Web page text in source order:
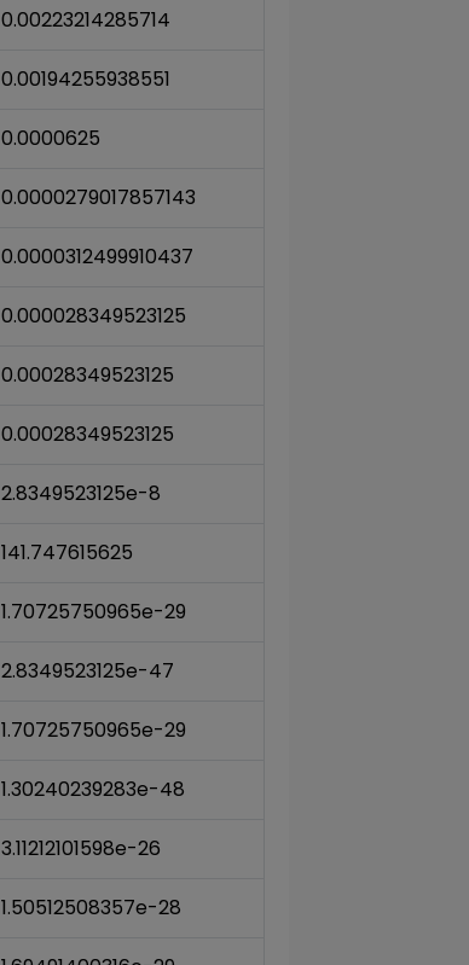
0.00223214285714
0.00194255938551
0.0000625
0.0000279017857143
0.0000312499910437
0.000028349523125
0.00028349523125
0.00028349523125
2.8349523125e-8
141.747615625
1.70725750965e-29
2.8349523125e-47
1.70725750965e-29
1.30240239283e-48
3.11212101598e-26
1.50512508357e-28